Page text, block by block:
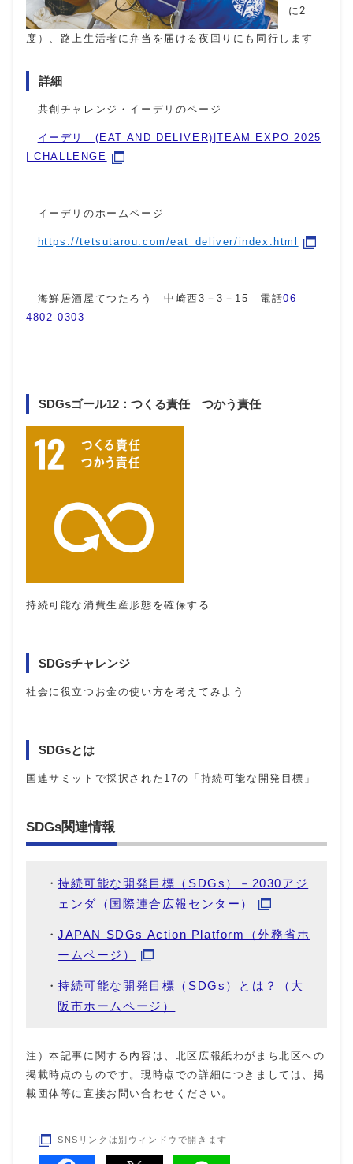
に2
度）、路上生活者に弁当を届ける夜回りにも同行します
詳細
共創チャレンジ・イーデリのページ
イーデリ (EAT AND DELIVER)|TEAM EXPO 2025
| CHALLENGE
イーデリのホームページ
https://tetsutarou.com/eat_deliver/index.html
海鮮居酒屋てつたろう 中崎西3－3－15 電話06-
4802-0303
SDGsゴール12：つくる責任 つかう責任
持続可能な消費生産形態を確保する
SDGsチャレンジ
社会に役立つお金の使い方を考えてみよう
SDGsとは
国連サミットで採択された17の「持続可能な開発目標」
SDGs関連情報
持続可能な開発目標（SDGs）－2030アジ
ェンダ（国際連合広報センター）
JAPAN SDGs Action Platform（外務省ホ
ームページ）
持続可能な開発目標（SDGs）とは？（大
阪市ホームページ）
注）本記事に関する内容は、北区広報紙わがまち北区への
掲載時点のものです。現時点での詳細につきましては、掲
載団体等に直接お問い合わせください。
SNSリンクは別ウィンドウで開きます